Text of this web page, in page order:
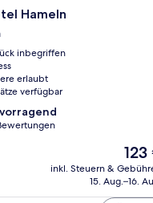
Hameln
inbegriffen
erlaubt
verfügbar
Der
Preis
123
inkl. Steuern &
15. Aug.–16.